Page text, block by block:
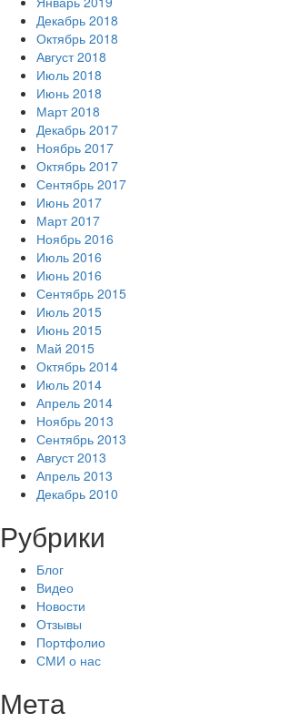
Декабрь 2018
Октябрь 2018
Август 2018
Июль 2018
Июнь 2018
Март 2018
Декабрь 2017
Ноябрь 2017
Октябрь 2017
Сентябрь 2017
Июнь 2017
Март 2017
Ноябрь 2016
Июль 2016
Июнь 2016
Сентябрь 2015
Июль 2015
Июнь 2015
Май 2015
Октябрь 2014
Июль 2014
Апрель 2014
Ноябрь 2013
Сентябрь 2013
Август 2013
Апрель 2013
Декабрь 2010
Рубрики
Блог
Видео
Новости
Отзывы
Портфолио
СМИ о нас
Мета